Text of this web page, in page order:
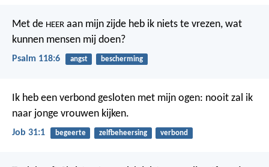
Met de HEER aan mijn zijde heb ik niets te vrezen, wat
kunnen mensen mij doen?
Psalm 118:6 angst bescherming
Ik heb een verbond gesloten met mijn ogen: nooit zal ik
naar jonge vrouwen kijken.
Job 31:1 begeerte zelfbeheersing verbond